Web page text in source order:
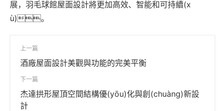
展，羽毛球館屋面設計將更加高效、智能和可持續(x
ù)。
上一篇
酒廠屋面設計美觀與功能的完美平衡
下一篇
杰達拱形屋頂空間結構優(yōu)化與創(chuàng)新設
計